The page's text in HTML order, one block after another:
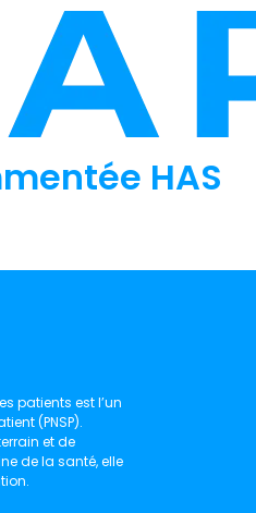
HAS
patients est l’un
(PNSP).
et de
de la santé, elle